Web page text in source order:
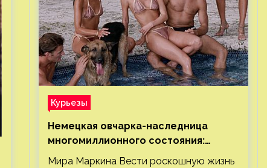
Курьезы
Немецкая овчарка-наследница
многомиллионного состояния:
правда или миф
Мира Маркина Вести роскошную жизнь